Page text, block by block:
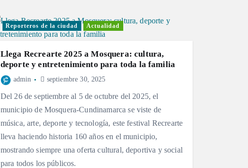
Reporteros de la ciudad Actualidad
Llega Recrearte 2025 a Mosquera: cultura,
deporte y entretenimiento para toda la familia
admin septiembre 30, 2025
Del 26 de septiembre al 5 de octubre del 2025, el
municipio de Mosquera-Cundinamarca se viste de
música, arte, deporte y tecnología, este festival Recrearte
lleva haciendo historia 160 años en el municipio,
mostrando siempre una oferta cultural, deportiva y social
para todos los públicos.